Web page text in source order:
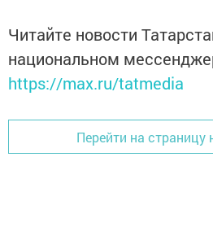
Читайте новости
национальном
https://max.ru/tatmedia
Перейти на страницу